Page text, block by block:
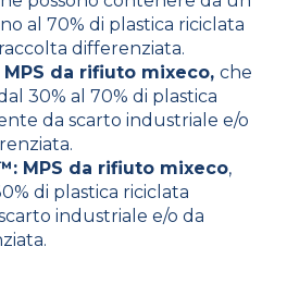
al 70% di plastica riciclata
differenziata.
MPS da rifiuto mixeco, che
30% al 70% di plastica
da scarto industriale e/o
MPS da rifiuto mixeco,
di plastica riciclata
industriale e/o da